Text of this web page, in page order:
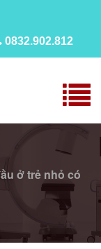
0832.902.812
ở trẻ nhỏ có